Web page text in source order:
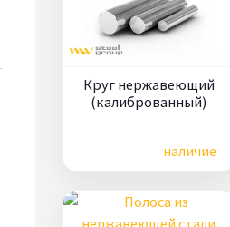
Круг нержавеющий
(калиброванный)
наличие